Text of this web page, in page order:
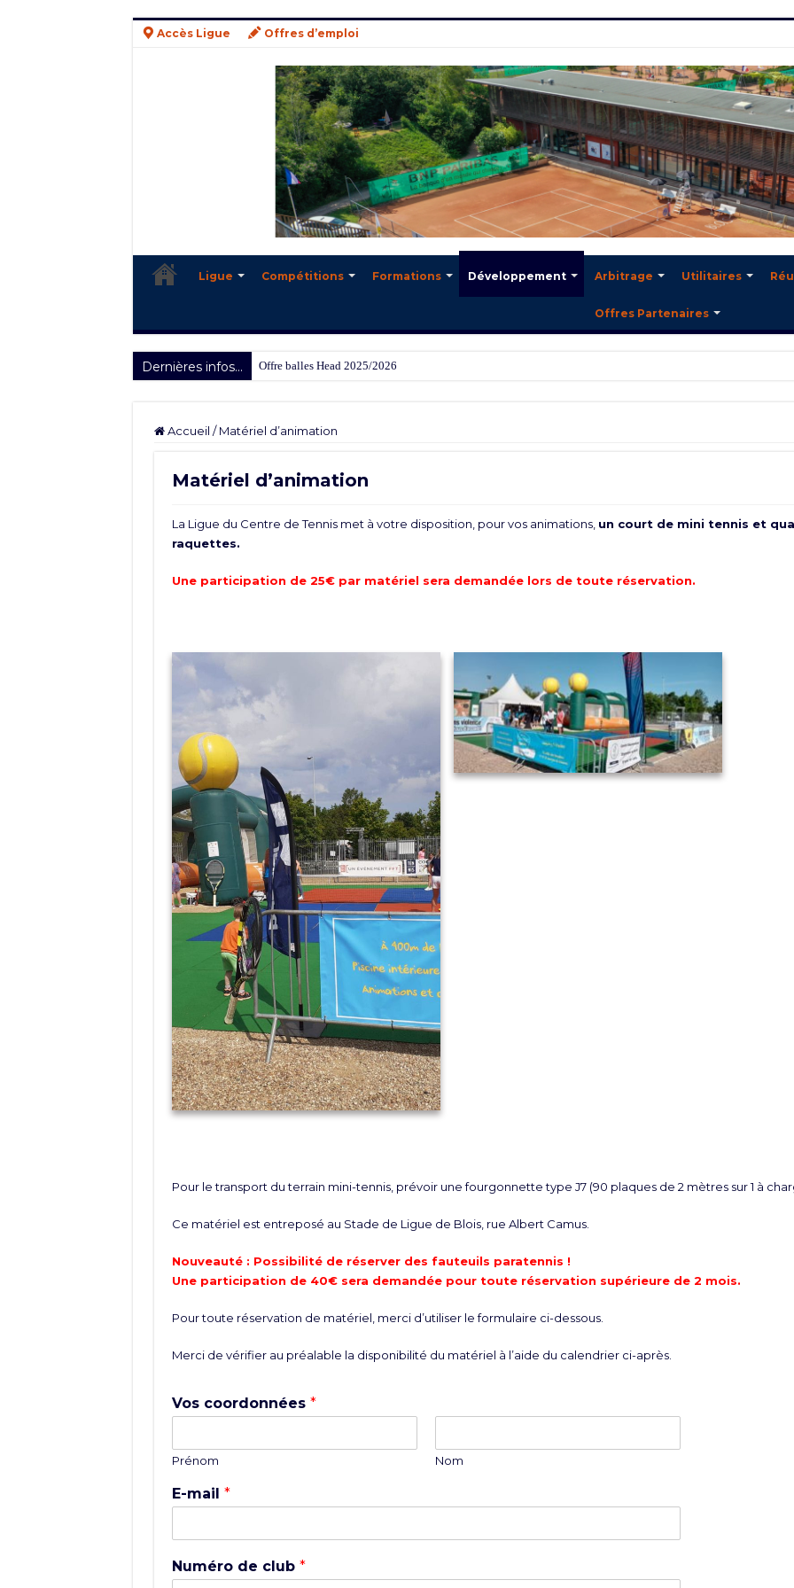
Accès Ligue Offres d’emploi
Ligue Compétitions Formations Développement Arbitrage Utilitaires
Offres Partenaires
Dernières infos... Offre balles Head 2025/2026
Accueil / Matériel d’animation
Matériel d’animation
La Ligue du Centre de Tennis met à votre disposition, pour vos animations, un court de mini tennis et
raquettes.
Une participation de 25€ par matériel sera demandée lors de toute réservation.
Pour le transport du terrain mini-tennis, prévoir une fourgonnette type J7 (90 plaques de 2 mètres sur 1 à
Ce matériel est entreposé au Stade de Ligue de Blois, rue Albert Camus.
Nouveauté : Possibilité de réserver des fauteuils paratennis !
Une participation de 40€ sera demandée pour toute réservation supérieure de 2 mois.
Pour toute réservation de matériel, merci d’utiliser le formulaire ci-dessous.
Merci de vérifier au préalable la disponibilité du matériel à l’aide du calendrier ci-après.
Vos coordonnées *
Prénom Nom
E-mail *
Numéro de club *